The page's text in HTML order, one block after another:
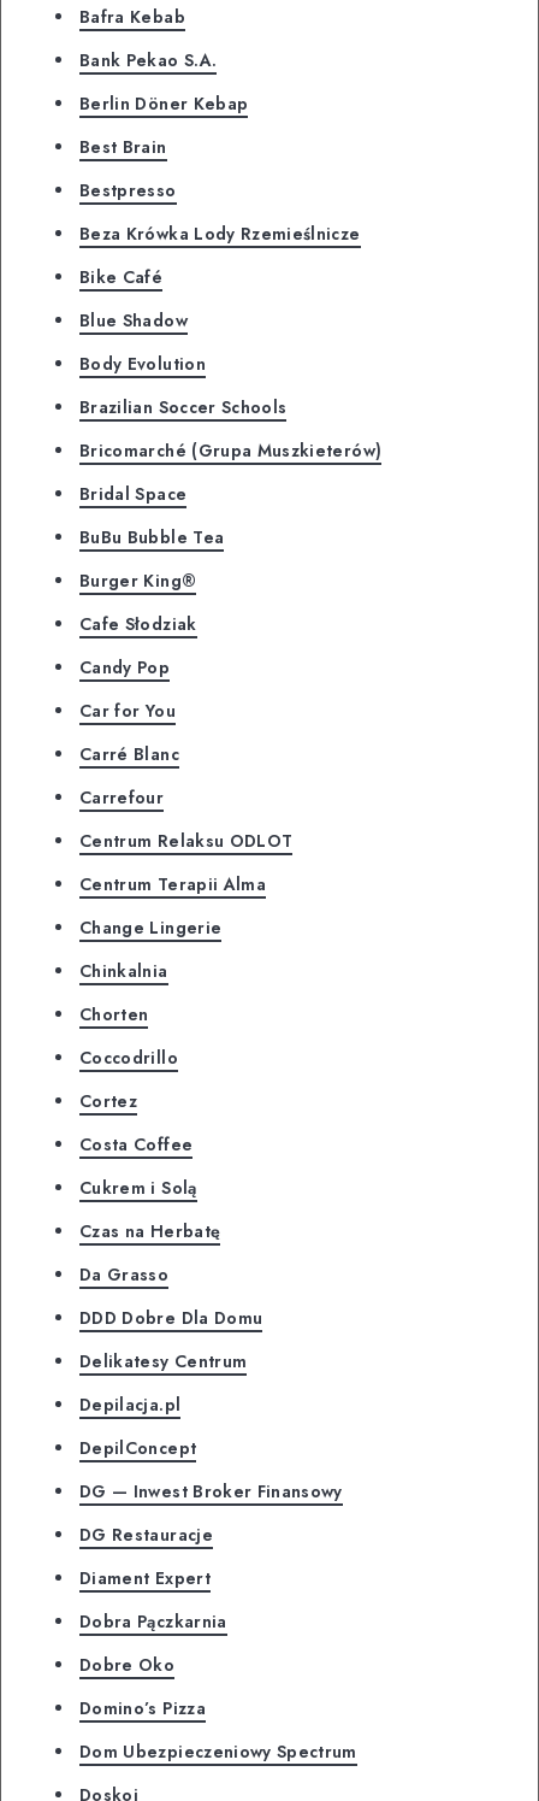
Bafra Kebab
Bank Pekao S.A.
Berlin Döner Kebap
Best Brain
Bestpresso
Beza Krówka Lody Rzemieślnicze
Bike Café
Blue Shadow
Body Evolution
Brazilian Soccer Schools
Bricomarché (Grupa Muszkieterów)
Bridal Space
BuBu Bubble Tea
Burger King®
Cafe Słodziak
Candy Pop
Car for You
Carré Blanc
Carrefour
Centrum Relaksu ODLOT
Centrum Terapii Alma
Change Lingerie
Chinkalnia
Chorten
Coccodrillo
Cortez
Costa Coffee
Cukrem i Solą
Czas na Herbatę
Da Grasso
DDD Dobre Dla Domu
Delikatesy Centrum
Depilacja.pl
DepilConcept
DG — Inwest Broker Finansowy
DG Restauracje
Diament Expert
Dobra Pączkarnia
Dobre Oko
Domino’s Pizza
Dom Ubezpieczeniowy Spectrum
Doskoi